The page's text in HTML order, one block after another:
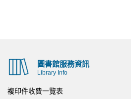
圖書館服務資訊
Library Info
複印件收費一覽表